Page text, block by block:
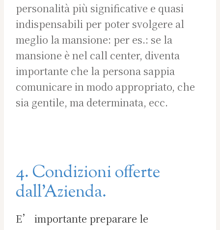
personalità più significative e quasi
indispensabili per poter svolgere al
meglio la mansione: per es.: se la
mansione è nel call center, diventa
importante che la persona sappia
comunicare in modo appropriato, che
sia gentile, ma determinata, ecc.
4. Condizioni offerte
dall’Azienda.
E’ importante preparare le